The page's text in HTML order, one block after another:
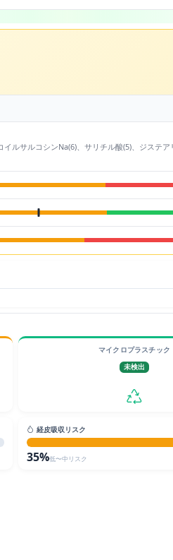
ルサルコシンNa(6)、サリチル酸(5)、ジステ
マイクロプラスチック
未検出
経皮吸収リスク
35%低〜中リスク